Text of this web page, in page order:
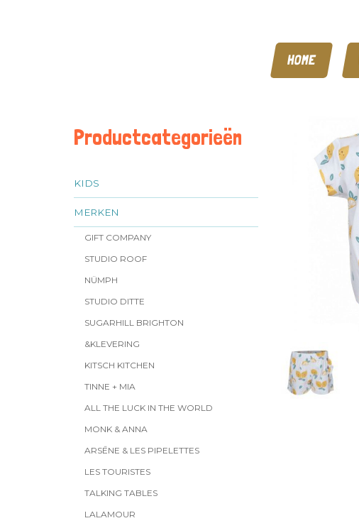
HOME
Productcategorieën
KIDS
MERKEN
GIFT COMPANY
STUDIO ROOF
NÜMPH
STUDIO DITTE
SUGARHILL BRIGHTON
&KLEVERING
KITSCH KITCHEN
TINNE + MIA
ALL THE LUCK IN THE WORLD
MONK & ANNA
ARSĒNE & LES PIPELETTES
LES TOURISTES
TALKING TABLES
LALAMOUR